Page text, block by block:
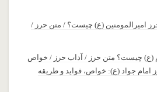
امیرالمومنین (ع) چیست؟ / متن حرز /
(ع) چیست؟ متن حرز / آداب حرز / خواص
امام جواد (ع): خواص، فواید و طریقه